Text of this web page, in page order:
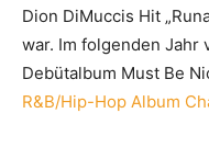
Dion DiMuccis Hit
war. Im folgenden
Debütalbum Must Be
R&B/Hip-Hop Album